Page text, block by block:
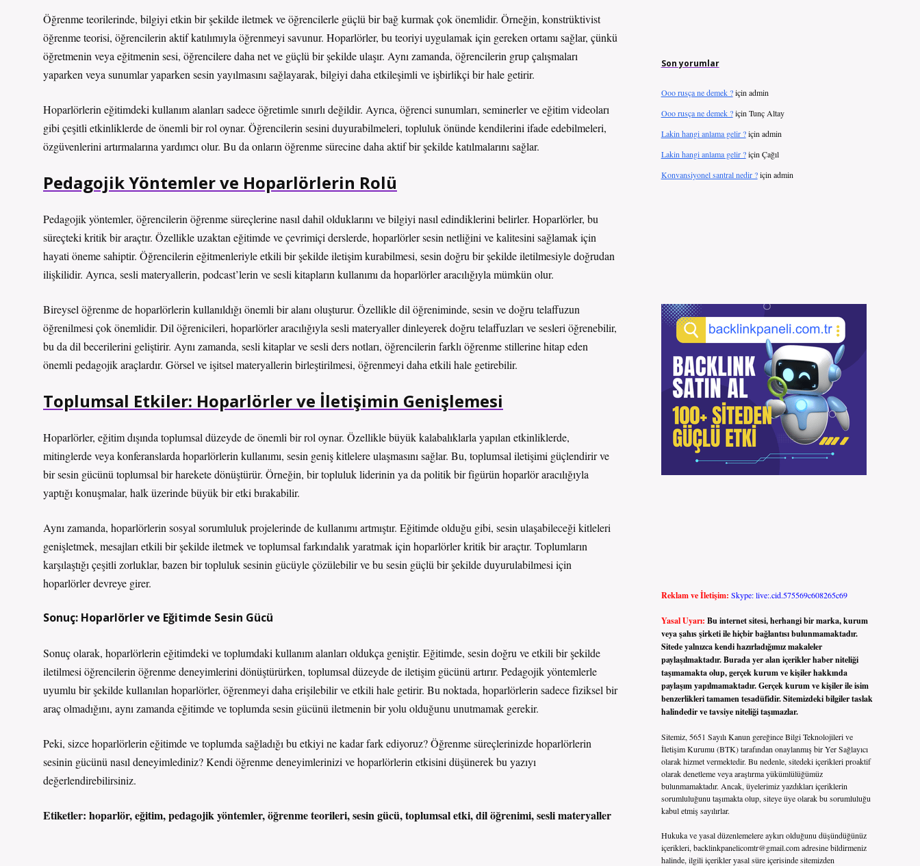
Öğrenme teorilerinde, bilgiyi etkin bir şekilde iletmek ve öğrencilerle güçlü bir bağ kurmak çok önemlidir. Örneğin, konstrüktivist
öğrenme teorisi, öğrencilerin aktif katılımıyla öğrenmeyi savunur. Hoparlörler, bu teoriyi uygulamak için gereken ortamı sağlar, çünkü
öğretmenin veya eğitmenin sesi, öğrencilere daha net ve güçlü bir şekilde ulaşır. Aynı zamanda, öğrencilerin grup çalışmaları
yaparken veya sunumlar yaparken sesin yayılmasını sağlayarak, bilgiyi daha etkileşimli ve işbirlikçi bir hale getirir.
Hoparlörlerin eğitimdeki kullanım alanları sadece öğretimle sınırlı değildir. Ayrıca, öğrenci sunumları, seminerler ve eğitim videoları
gibi çeşitli etkinliklerde de önemli bir rol oynar. Öğrencilerin sesini duyurabilmeleri, topluluk önünde kendilerini ifade edebilmeleri,
özgüvenlerini artırmalarına yardımcı olur. Bu da onların öğrenme sürecine daha aktif bir şekilde katılmalarını sağlar.
Pedagojik Yöntemler ve Hoparlörlerin Rolü
Pedagojik yöntemler, öğrencilerin öğrenme süreçlerine nasıl dahil olduklarını ve bilgiyi nasıl edindiklerini belirler. Hoparlörler, bu
süreçteki kritik bir araçtır. Özellikle uzaktan eğitimde ve çevrimiçi derslerde, hoparlörler sesin netliğini ve kalitesini sağlamak için
hayati öneme sahiptir. Öğrencilerin eğitmenleriyle etkili bir şekilde iletişim kurabilmesi, sesin doğru bir şekilde iletilmesiyle doğrudan
ilişkilidir. Ayrıca, sesli materyallerin, podcast’lerin ve sesli kitapların kullanımı da hoparlörler aracılığıyla mümkün olur.
Bireysel öğrenme de hoparlörlerin kullanıldığı önemli bir alanı oluşturur. Özellikle dil öğreniminde, sesin ve doğru telaffuzun
öğrenilmesi çok önemlidir. Dil öğrenicileri, hoparlörler aracılığıyla sesli materyaller dinleyerek doğru telaffuzları ve sesleri öğrenebilir,
bu da dil becerilerini geliştirir. Aynı zamanda, sesli kitaplar ve sesli ders notları, öğrencilerin farklı öğrenme stillerine hitap eden
önemli pedagojik araçlardır. Görsel ve işitsel materyallerin birleştirilmesi, öğrenmeyi daha etkili hale getirebilir.
Toplumsal Etkiler: Hoparlörler ve İletişimin Genişlemesi
Hoparlörler, eğitim dışında toplumsal düzeyde de önemli bir rol oynar. Özellikle büyük kalabalıklarla yapılan etkinliklerde,
mitinglerde veya konferanslarda hoparlörlerin kullanımı, sesin geniş kitlelere ulaşmasını sağlar. Bu, toplumsal iletişimi güçlendirir ve
bir sesin gücünü toplumsal bir harekete dönüştürür. Örneğin, bir topluluk liderinin ya da politik bir figürün hoparlör aracılığıyla
yaptığı konuşmalar, halk üzerinde büyük bir etki bırakabilir.
Aynı zamanda, hoparlörlerin sosyal sorumluluk projelerinde de kullanımı artmıştır. Eğitimde olduğu gibi, sesin ulaşabileceği kitleleri
genişletmek, mesajları etkili bir şekilde iletmek ve toplumsal farkındalık yaratmak için hoparlörler kritik bir araçtır. Toplumların
karşılaştığı çeşitli zorluklar, bazen bir topluluk sesinin gücüyle çözülebilir ve bu sesin güçlü bir şekilde duyurulabilmesi için
hoparlörler devreye girer.
Sonuç: Hoparlörler ve Eğitimde Sesin Gücü
Sonuç olarak, hoparlörlerin eğitimdeki ve toplumdaki kullanım alanları oldukça geniştir. Eğitimde, sesin doğru ve etkili bir şekilde
iletilmesi öğrencilerin öğrenme deneyimlerini dönüştürürken, toplumsal düzeyde de iletişim gücünü artırır. Pedagojik yöntemlerle
uyumlu bir şekilde kullanılan hoparlörler, öğrenmeyi daha erişilebilir ve etkili hale getirir. Bu noktada, hoparlörlerin sadece fiziksel bir
araç olmadığını, aynı zamanda eğitimde ve toplumda sesin gücünü iletmenin bir yolu olduğunu unutmamak gerekir.
Peki, sizce hoparlörlerin eğitimde ve toplumda sağladığı bu etkiyi ne kadar fark ediyoruz? Öğrenme süreçlerinizde hoparlörlerin
sesinin gücünü nasıl deneyimlediniz? Kendi öğrenme deneyimlerinizi ve hoparlörlerin etkisini düşünerek bu yazıyı
değerlendirebilirsiniz.
Etiketler: hoparlör, eğitim, pedagojik yöntemler, öğrenme teorileri, sesin gücü, toplumsal etki, dil öğrenimi, sesli materyaller
Son yorumlar
Ooo rusça ne demek ?için admin
Ooo rusça ne demek ?için Tunç Altay
Lakin hangi anlama gelir ?için admin
Lakin hangi anlama gelir ?için Çağıl
Konvansiyonel santral nedir ?için admin
Reklam ve İletişim: Skype: live:.cid.575569c608265c69
Yasal Uyarı: Bu internet sitesi, herhangi bir marka, kurum
veya şahıs şirketi ile hiçbir bağlantısı bulunmamaktadır.
Sitede yalnızca kendi hazırladığımız makaleler
paylaşılmaktadır. Burada yer alan içerikler haber niteliği
taşımamakta olup, gerçek kurum ve kişiler hakkında
paylaşım yapılmamaktadır. Gerçek kurum ve kişiler ile isim
benzerlikleri tamamen tesadüfidir. Sitemizdeki bilgiler taslak
halindedir ve tavsiye niteliği taşımazlar.
Sitemiz, 5651 Sayılı Kanun gereğince Bilgi Teknolojileri ve
İletişim Kurumu (BTK) tarafından onaylanmış bir Yer Sağlayıcı
olarak hizmet vermektedir. Bu nedenle, sitedeki içerikleri proaktif
olarak denetleme veya araştırma yükümlülüğümüz
bulunmamaktadır. Ancak, üyelerimiz yazdıkları içeriklerin
sorumluluğunu taşımakta olup, siteye üye olarak bu sorumluluğu
kabul etmiş sayılırlar.
Hukuka ve yasal düzenlemelere aykırı olduğunu düşündüğünüz
içerikleri, backlinkpanelicomtr@gmail.comadresine bildirmeniz
halinde, ilgili içerikler yasal süre içerisinde sitemizden